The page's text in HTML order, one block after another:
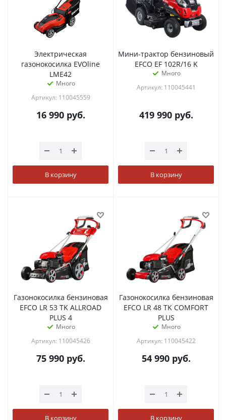
Электрическая
газонокосилка EVOline
LME42
Много
Артикул: 110045559
16 990руб.
В корзину
Мини-трактор бензиновый
EFCO EF 102R/16 K
Много
Артикул: 110045441
419 990руб.
В корзину
Газонокосилка бензиновая
EFCO LR 53 TK ALLROAD
PLUS 4
Много
Артикул: 110045426
75 990руб.
В корзину
Газонокосилка бензиновая
EFCO LR 48 TK COMFORT
PLUS
Много
Артикул: 110045422
54 990руб.
В корзину